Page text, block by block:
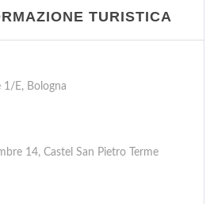
TURISTICA
1/E, Bologna
14, Castel San Pietro Terme